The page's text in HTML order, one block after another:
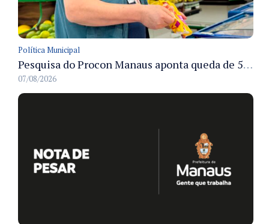
Política Municipal
Pesquisa do Procon Manaus aponta queda de 5,18% no valor médio da cesta básica em agosto
07/08/2026